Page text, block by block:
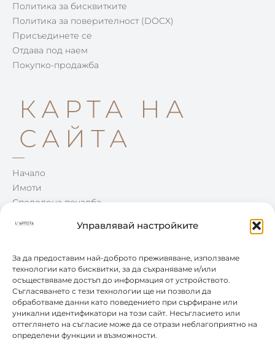
Управлявай настройките
За да предоставим най-доброто преживяване, използваме
технологии като бисквитки, за да съхраняваме и/или
осъществяваме достъп до информация от устройството.
Съгласяването с тези технологии ще ни позволи да
обработваме данни като поведението при сърфиране или
уникални идентификатори на този сайт. Несъгласието или
оттеглянето на съгласие може да се отрази неблагоприятно на
определени функции и възможности.
Политика за бисквитките
Политика за поверителност (DOCX)
Присъединете се
Отдава под наем
Покупко-продажба
КАРТА НА
САЙТА
Начало
Имоти
Споделена печалба
КОНТАКТИ
0877 888 804
office@leartista.bg